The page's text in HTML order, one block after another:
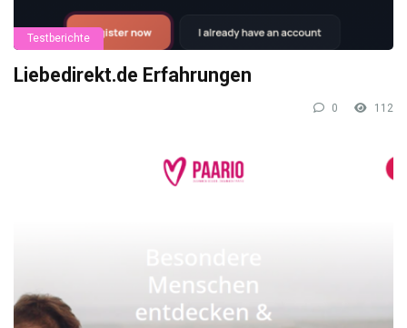
Testberichte
Liebedirekt.de Erfahrungen
0 112